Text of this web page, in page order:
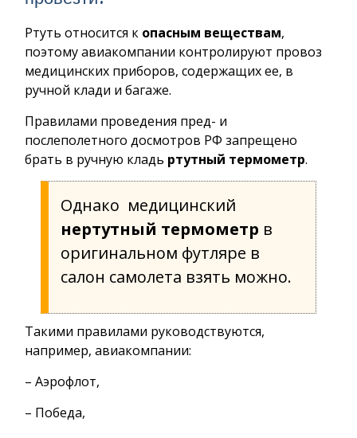
Ртуть относится к опасным веществам,
поэтому авиакомпании контролируют провоз
медицинских приборов, содержащих ее, в
ручной клади и багаже.
Правилами проведения пред- и
послеполетного досмотров РФ запрещено
брать в ручную кладь ртутный термометр.
Однако медицинский
нертутный термометр в
оригинальном футляре в
салон самолета взять можно.
Такими правилами руководствуются,
например, авиакомпании:
– Аэрофлот,
– Победа,